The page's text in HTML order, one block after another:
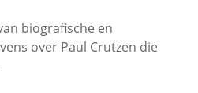
biografische en
over Paul Crutzen die